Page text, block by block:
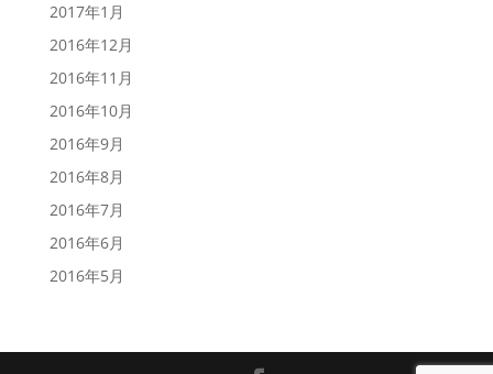
2017年1月
2016年12月
2016年11月
2016年10月
2016年9月
2016年8月
2016年7月
2016年6月
2016年5月